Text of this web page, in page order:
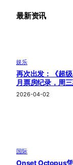
最新资讯
娱乐
再次出发：《超
月票房纪录，周
2026-04-02
国际
Onset Octopus